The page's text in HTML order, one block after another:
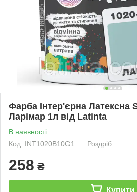
Фарба Інтер'єрна Латексна
Ларімар 1л від Latinta
В наявності
Код: INT1020B10G1
Роздріб
258 ₴
Купити